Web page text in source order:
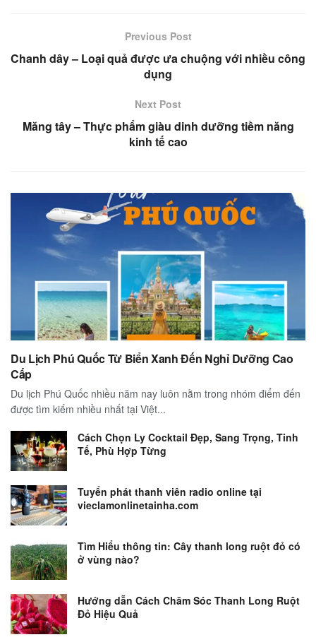
Previous Post
Chanh dây – Loại quả được ưa chuộng với nhiều công
dụng
Next Post
Măng tây – Thực phẩm giàu dinh dưỡng tiềm năng
kinh tế cao
Du Lịch Phú Quốc Từ Biển Xanh Đến Nghỉ Dưỡng Cao
Cấp
Du lịch Phú Quốc nhiều năm nay luôn nằm trong nhóm điểm đến
được tìm kiếm nhiều nhất tại Việt...
Cách Chọn Ly Cocktail Đẹp, Sang Trọng, Tinh
Tế, Phù Hợp Từng
Tuyển phát thanh viên radio online tại
vieclamonlinetainha.com
Tìm Hiểu thông tin: Cây thanh long ruột đỏ có
ở vùng nào?
Hướng dẫn Cách Chăm Sóc Thanh Long Ruột
Đỏ Hiệu Quả